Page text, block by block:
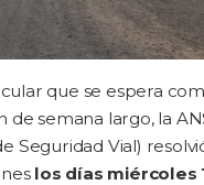
que se espera
de semana largo, la
Seguridad Vial)
los días miércoles